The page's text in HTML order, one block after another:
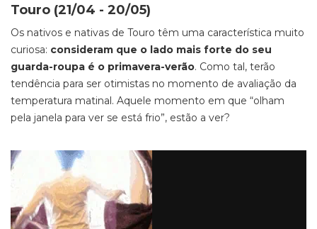
Touro (21/04 - 20/05)
Os nativos e nativas de Touro têm uma característica muito
curiosa: consideram que o lado mais forte do seu
guarda-roupa é o primavera-verão. Como tal, terão
tendência para ser otimistas no momento de avaliação da
temperatura matinal. Aquele momento em que “olham
pela janela para ver se está frio”, estão a ver?